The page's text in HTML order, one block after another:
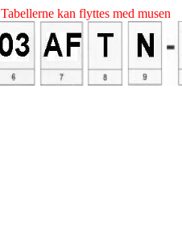
Tabellerne kan flyttes med musen